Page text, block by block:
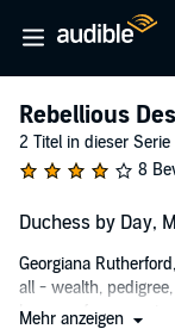
Rebellious
2 Titel in dieser Serie
8
Duchess by Day,
Georgiana
all - wealth,
hungers for a
Mehr anzeigen